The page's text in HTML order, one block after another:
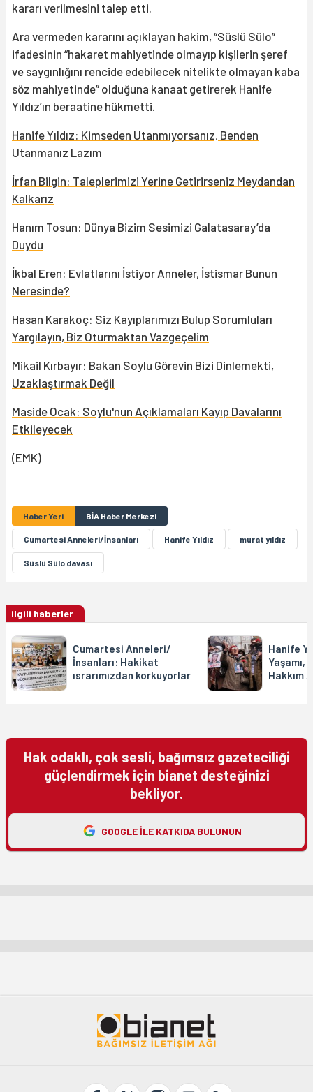
kararı verilmesini talep etti.
Ara vermeden kararını açıklayan hakim, “Süslü Sülo”
ifadesinin “hakaret mahiyetinde olmayıp kişilerin şeref
ve saygınlığını rencide edebilecek nitelikte olmayan kaba
söz mahiyetinde” olduğuna kanaat getirerek Hanife
Yıldız’ın beraatine hükmetti.
Hanife Yıldız: Kimseden Utanmıyorsanız, Benden
Utanmanız Lazım
İrfan Bilgin: Taleplerimizi Yerine Getirirseniz Meydandan
Kalkarız
Hanım Tosun: Dünya Bizim Sesimizi Galatasaray’da
Duydu
İkbal Eren: Evlatlarını İstiyor Anneler, İstismar Bunun
Neresinde?
Hasan Karakoç: Siz Kayıplarımızı Bulup Sorumluları
Yargılayın, Biz Oturmaktan Vazgeçelim
Mikail Kırbayır: Bakan Soylu Görevin Bizi Dinlemekti,
Uzaklaştırmak Değil
Maside Ocak: Soylu'nun Açıklamaları Kayıp Davalarını
Etkileyecek
(EMK)
Haber Yeri BİA Haber Merkezi
Cumartesi Anneleri/İnsanları Hanife Yıldız murat yıldız
Süslü Sülo davası
ilgili haberler
Cumartesi Anneleri/
İnsanları: Hakikat
ısrarımızdan korkuyorlar
Hanife
Yaşamı,
Hakkım
Hak odaklı, çok sesli, bağımsız gazeteciliği
güçlendirmek için bianet desteğinizi
bekliyor.
GOOGLE ILE KATKIDA BULUNUN